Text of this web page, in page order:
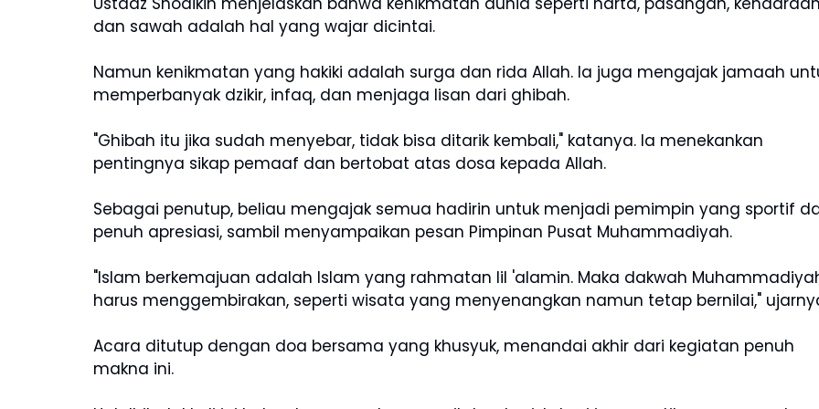
dan sawah adalah hal yang wajar dicintai.
Namun kenikmatan yang hakiki adalah surga dan rida Allah. Ia juga mengajak jamaah
memperbanyak dzikir, infaq, dan menjaga lisan dari ghibah.
"Ghibah itu jika sudah menyebar, tidak bisa ditarik kembali," katanya. Ia menekankan
pentingnya sikap pemaaf dan bertobat atas dosa kepada Allah.
Sebagai penutup, beliau mengajak semua hadirin untuk menjadi pemimpin yang sportif
penuh apresiasi, sambil menyampaikan pesan Pimpinan Pusat Muhammadiyah.
"Islam berkemajuan adalah Islam yang rahmatan lil 'alamin. Maka dakwah
harus menggembirakan, seperti wisata yang menyenangkan namun tetap bernilai,"
Acara ditutup dengan doa bersama yang khusyuk, menandai akhir dari kegiatan penuh
makna ini.